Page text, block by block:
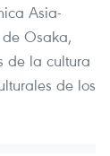
Asia-
Osaka,
de la cultura
de los